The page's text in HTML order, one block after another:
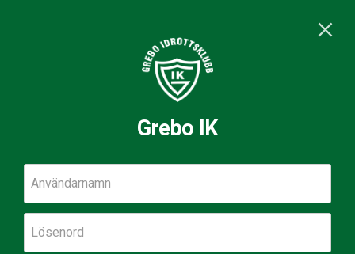
Grebo IK
Användarnamn
Lösenord